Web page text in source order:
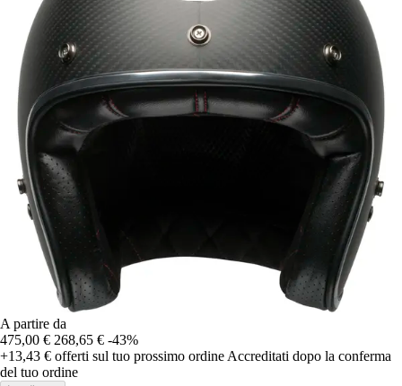
A partire da
475,00 € 268,65 € -43%
+13,43 € offerti sul tuo prossimo ordine Accreditati dopo la conferma
del tuo ordine